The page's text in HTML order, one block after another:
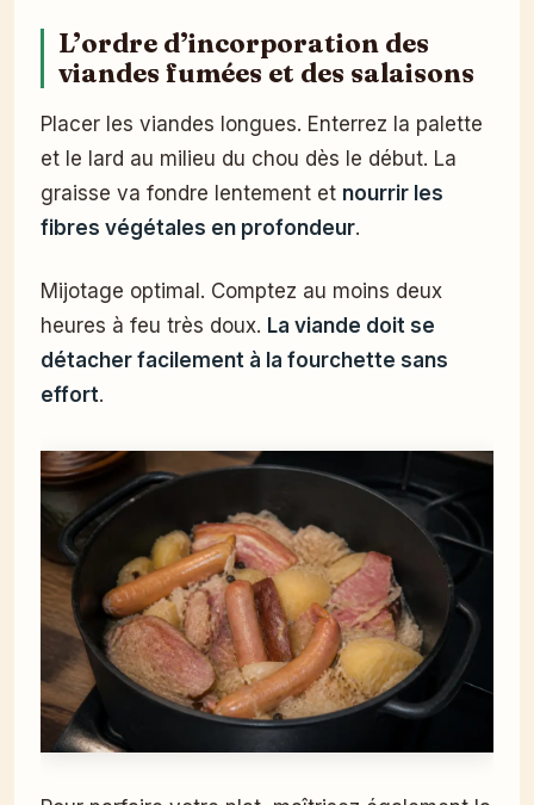
L’ordre d’incorporation des
viandes fumées et des salaisons
Placer les viandes longues. Enterrez la palette
et le lard au milieu du chou dès le début. La
graisse va fondre lentement et nourrir les
fibres végétales en profondeur.
Mijotage optimal. Comptez au moins deux
heures à feu très doux. La viande doit se
détacher facilement à la fourchette sans
effort.